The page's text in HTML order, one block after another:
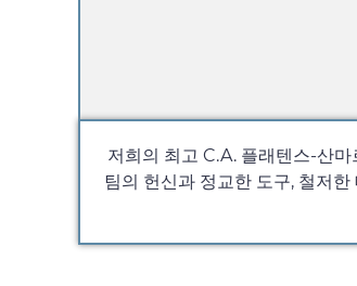
저희의 최고 C.A. 플래텐스-산
팀의 헌신과 정교한 도구, 철저